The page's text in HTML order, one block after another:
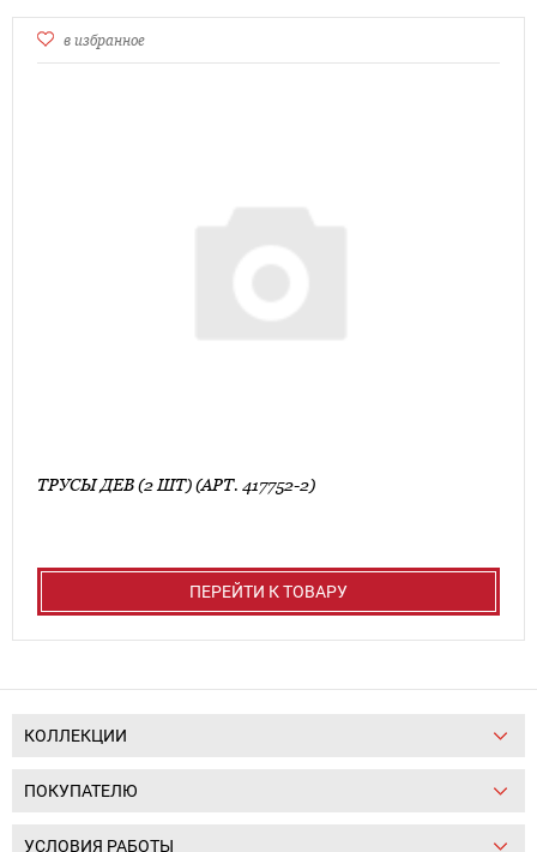
в избранное
ТРУСЫ ДЕВ (2 ШТ) (АРТ. 417752-2)
ПЕРЕЙТИ К ТОВАРУ
КОЛЛЕКЦИИ
ПОКУПАТЕЛЮ
УСЛОВИЯ РАБОТЫ